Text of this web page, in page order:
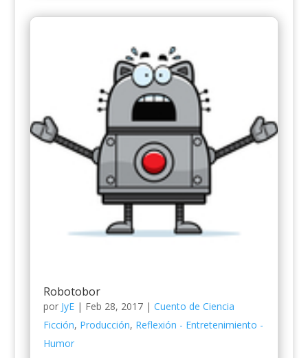
Robotobor
por JyE| Feb 28, 2017| Cuento de Ciencia
Ficción, Producción, Reflexión - Entretenimiento -
Humor